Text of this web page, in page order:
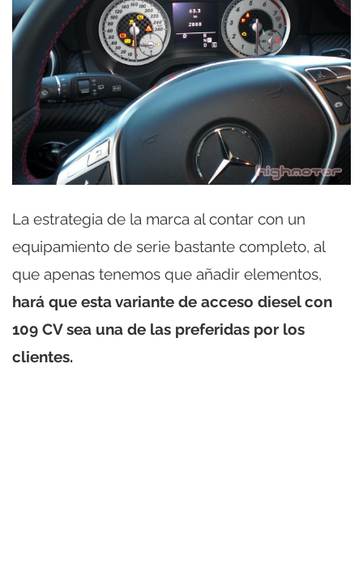
La estrategia de la marca al contar con un
equipamiento de serie bastante completo, al
que apenas tenemos que añadir elementos,
hará que esta variante de acceso diesel con
109 CV sea una de las preferidas por los
clientes.